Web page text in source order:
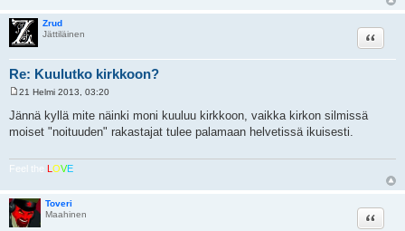
Zrud
Jättiläinen
Re: Kuulutko kirkkoon?
Lainaa
i
e
s
21 Helmi 2013, 03:20
Jännä kyllä mite näinki moni kuuluu kirkkoon, vaikka kirkon silmissä
moiset "noituuden" rakastajat tulee palamaan helvetissä ikuisesti.
Feel the L OVE
Toveri
Maahinen
Lainaa